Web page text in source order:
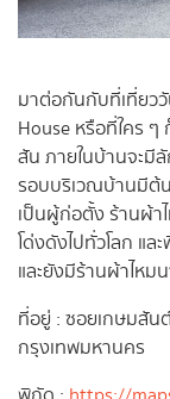
มาต่อกันกับที่เที่ยว
House หรือที่ใคร
สัน ภายในบ้านจะมี
รอบบริเวณบ้านมีต้
เป็นผู้ก่อตั้ง ร้านผ้า
โด่งดังไปทั่วโลก แ
และยังมีร้านผ้าไหม
ที่อยู่ : ซอยเกษมสัน
กรุงเทพมหานคร